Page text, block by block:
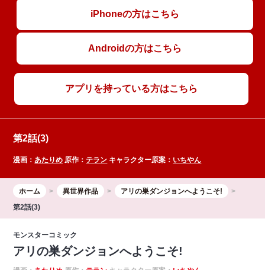
iPhoneの方はこちら
Androidの方はこちら
アプリを持っている方はこちら
第2話(3)
漫画：あたりめ 原作：テラン キャラクター原案： いちやん
ホーム 異世界作品
アリの巣ダンジョンへようこそ!
第2話(3)
モンスターコミック
アリの巣ダンジョンへようこそ!